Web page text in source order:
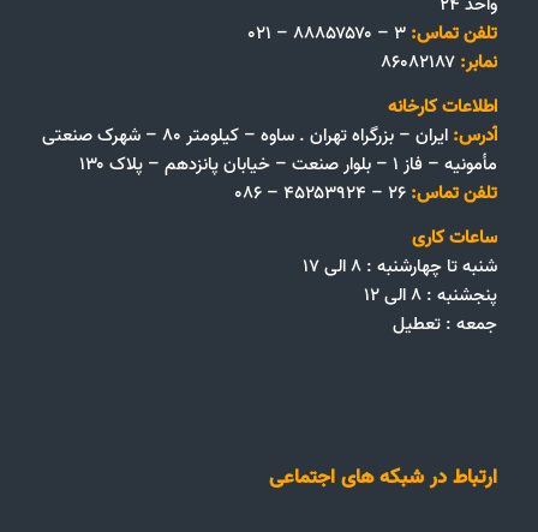
تلفن تماس:
نمابر:
اطلاعات کارخانه
آدرس:
ایران – بزرگراه تهران . ساوه – کیلومتر ۸۰ – شهرک صنعتی
مأمونیه – فاز ۱ – بلوار صنعت – خیابان پانزدهم – پلاک ۱۳۰
تلفن تماس:
ساعات کاری
شنبه تا چهارشنبه : ۸ الی ۱۷
پنجشنبه : ۸ الی ۱۲
جمعه‌ :‌ تعطیل
ارتباط در شبکه های اجتماعی